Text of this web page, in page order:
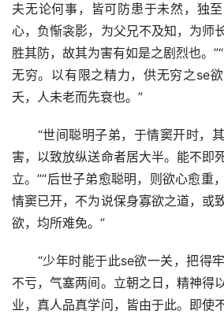
夫无论何事，皆可防患于未然，独
心，负惭衾影，为父兄不及知，为师
胜其防，故其为害有如是之剧烈也。
无穷。以有限之精力，供无穷之se
夭，人未老而先衰也。”
“世间聪明子弟，于情窦开时，其
害，以致放纵送命者居大半。能不即
立。”“后世子弟愈聪明，则欲心愈重
情窦已开，不为说保身寡欲之道，或
欲，均所难免。”
“少年时能于此se欲一关，把得牢
不亏，气塞两间。立朝之日，精神得
业，真人品真学问，皆由于此。即使